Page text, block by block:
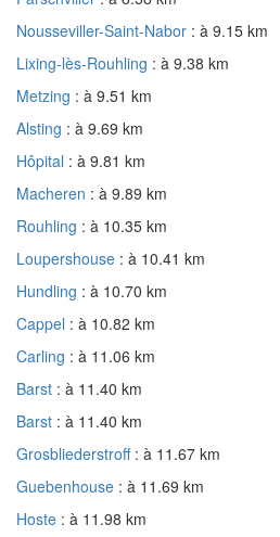
Nousseviller-Saint-Nabor : à 9.15 km
Lixing-lès-Rouhling : à 9.38 km
Metzing : à 9.51 km
Alsting : à 9.69 km
Hôpital : à 9.81 km
Macheren : à 9.89 km
Rouhling : à 10.35 km
Loupershouse : à 10.41 km
Hundling : à 10.70 km
Cappel : à 10.82 km
Carling : à 11.06 km
Barst : à 11.40 km
Barst : à 11.40 km
Grosbliederstroff : à 11.67 km
Guebenhouse : à 11.69 km
Hoste : à 11.98 km